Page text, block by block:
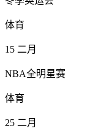
体育
15 二月
NBA全明星赛
体育
25 二月